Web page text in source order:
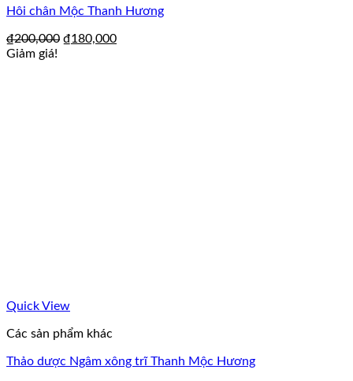
Hôi chân Mộc Thanh Hương
₫200,000 ₫180,000
Giảm giá!
Quick View
Các sản phẩm khác
Thảo dược Ngâm xông trĩ Thanh Mộc Hương